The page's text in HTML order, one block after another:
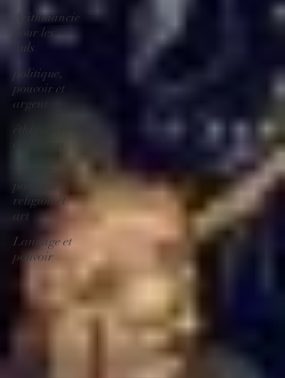
Arithmancie
pour les
nuls
politique,
pouvoir et
argent
éthique et
politique,
religion et
art
Langage et
pouvoir